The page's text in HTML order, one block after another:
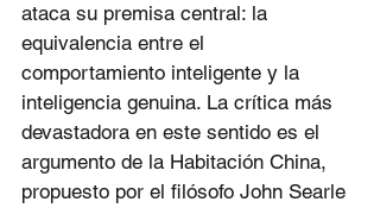
ataca su premisa central: la
equivalencia entre el
comportamiento inteligente y la
inteligencia genuina. La crítica más
devastadora en este sentido es el
argumento de la Habitación China,
propuesto por el filósofo John Searle